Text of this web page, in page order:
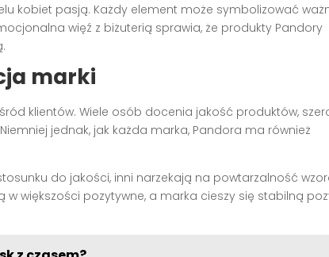
kobiet pasją. Każdy element może symbolizować
więź z biżuterią sprawia, że produkty Pandory
marki
klientów. Wiele osób docenia jakość produktów,
jednak, jak każda marka, Pandora ma również
do jakości, inni narzekają na powtarzalność
w większości pozytywne, a marka cieszy się stabilną